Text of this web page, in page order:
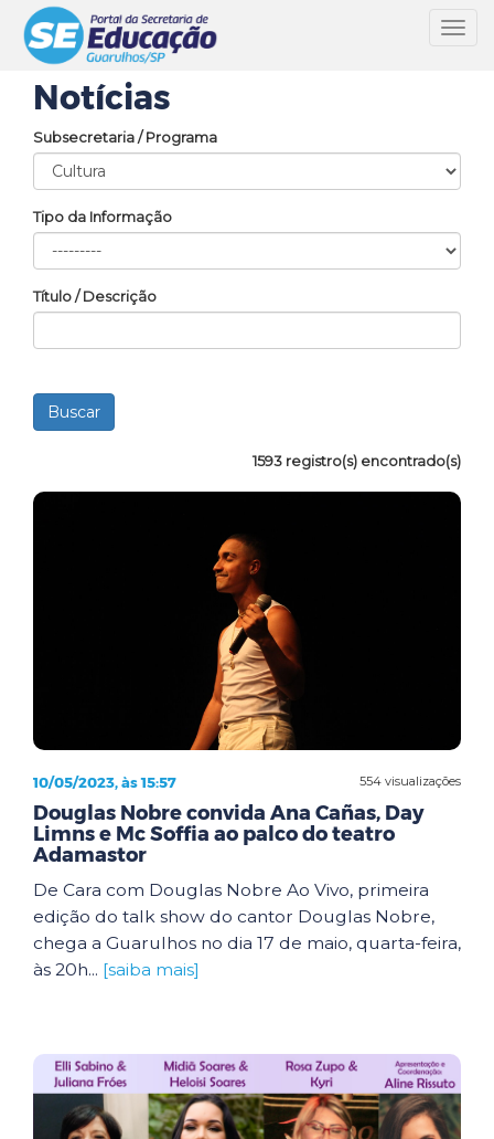
Notícias
Subsecretaria / Programa
Tipo da Informação
Título / Descrição
1593 registro(s) encontrado(s)
554 visualizações
10/05/2023, às 15:57
Douglas Nobre convida Ana Cañas, Day
Limns e Mc Soffia ao palco do teatro
Adamastor
De Cara com Douglas Nobre Ao Vivo, primeira
edição do talk show do cantor Douglas Nobre,
chega a Guarulhos no dia 17 de maio, quarta-feira,
às 20h... [saiba mais]